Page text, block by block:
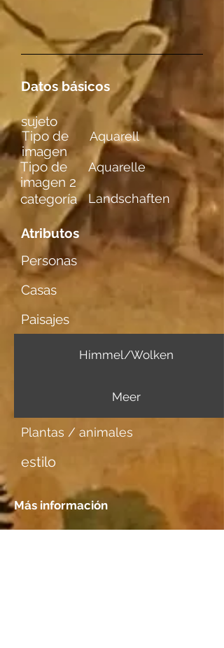
Datos básicos
Tipo de
imagen
Aquarell
Tipo de
imagen 2
Aquarelle
categoría Landschaften
Atributos
Personas
Casas
Paisajes
Himmel/Wolken
Meer
Plantas / animales
estilo
Más información
sujeto